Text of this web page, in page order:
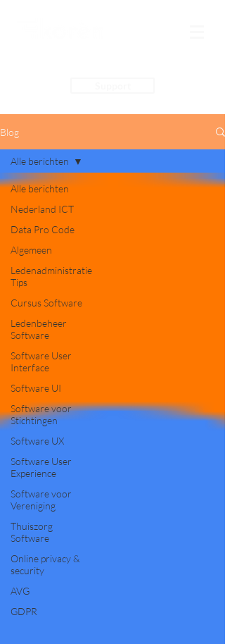
Blog
Alle berichten
Nederland ICT
Data Pro Code
Algemeen
Ledenadministratie
Tips
Cursus Software
Ledenbeheer
Software
Software User
Interface
Software UI
Software voor
Stichtingen
Software UX
Software User
Experience
Software voor
Vereniging
Thuiszorg
Software
Online privacy &
security
AVG
GDPR
Alle berichten